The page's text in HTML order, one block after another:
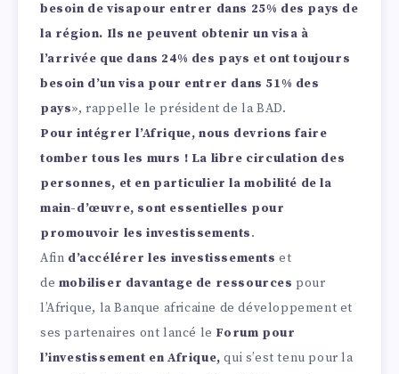
besoin de visapour entrer dans 25% des pays de
la région. Ils ne peuvent obtenir un visa à
l’arrivée que dans 24% des pays et ont toujours
besoin d’un visa pour entrer dans 51% des
pays», rappelle le président de la BAD.
Pour intégrer l’Afrique, nous devrions faire
tomber tous les murs ! La libre circulation des
personnes, et en particulier la mobilité de la
main-d’œuvre, sont essentielles pour
promouvoir les investissements.
Afin d’accélérer les investissements et
de mobiliser davantage de ressources pour
l’Afrique, la Banque africaine de développement et
ses partenaires ont lancé le Forum pour
l’investissement en Afrique,qui s’est tenu pour la